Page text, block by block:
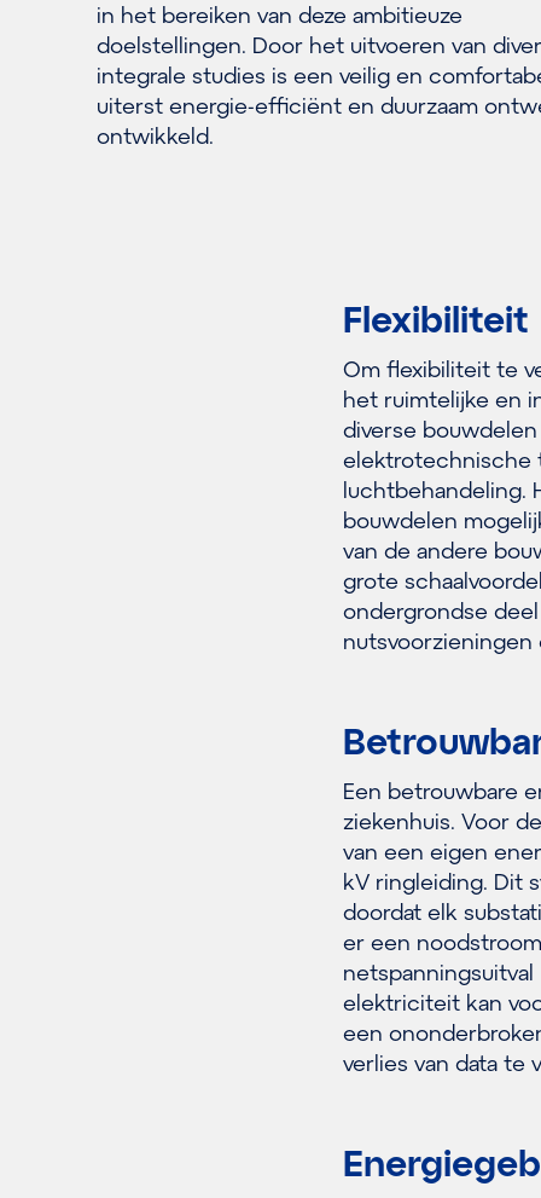
in het bereiken van deze ambitieuze
doelstellingen. Door het uitvoeren van
integrale studies is een veilig en
uiterst energie-efficiënt en duurzaam
ontwikkeld.
Flexibiliteit
Om flexibiliteit te
het ruimtelijke en
diverse
elektrotechnische
luchtbehandeling.
bouwdelen
van de andere
grote
ondergrondse
Een betrouwbare
ziekenhuis. Voor
van een eigen
kV ringleiding. Dit
doordat elk
er een
elektriciteit kan
een
verlies van data te